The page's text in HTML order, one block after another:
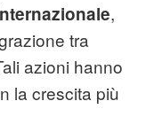
,
tra
azioni hanno
la crescita più